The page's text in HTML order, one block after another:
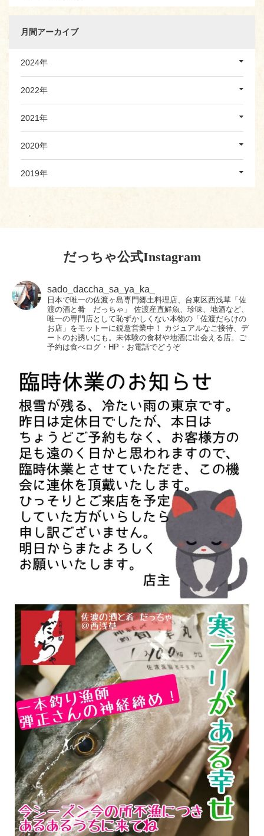
月間アーカイブ
2024年
2022年
2021年
2020年
2019年
だっちゃ公式Instagram
sado_daccha_sa_ya_ka_
日本で唯一の佐渡ヶ島専門郷土料理店、台東区西浅草「佐
渡の酒と肴 だっちゃ」
佐渡産直鮮魚、珍味、地酒など、
唯一の専門店として恥ずかしくない本物の「佐渡だらけの
お店」をモットーに鋭意営業中！
カジュアルなご接待、デ
ートのお誘いにも。未体験の食材や地酒に出会える店。ご
予約は食べログ・HP・お電話でどうぞ